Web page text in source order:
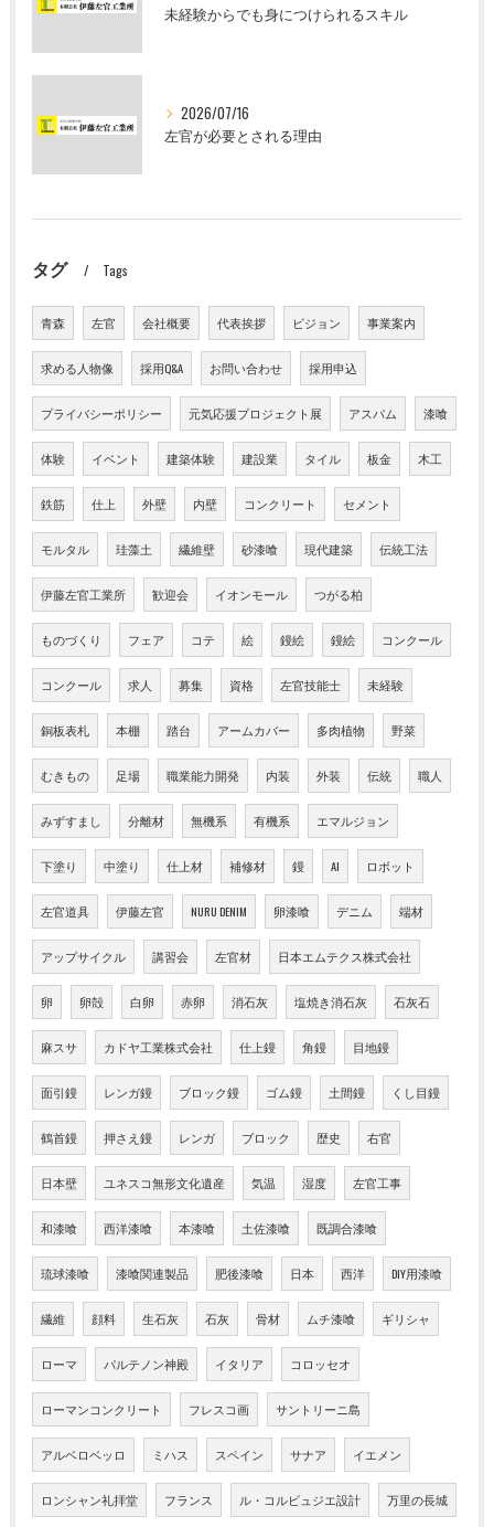
未経験からでも身につけられるスキル
2026/07/16
左官が必要とされる理由
タグ Tags
青森 左官 会社概要 代表挨拶 ビジョン 事業案内
求める人物像 採用Q&A お問い合わせ 採用申込
プライバシーポリシー 元気応援プロジェクト展 アスパム 漆喰
体験 イベント 建築体験 建設業 タイル 板金 木工
鉄筋 仕上 外壁 内壁 コンクリート セメント
モルタル 珪藻土 繊維壁 砂漆喰 現代建築 伝統工法
伊藤左官工業所 歓迎会 イオンモール つがる柏
ものづくり フェア コテ 絵 鏝絵 鏝絵 コンクール
コンクール 求人 募集 資格 左官技能士 未経験
銅板表札 本棚 踏台 アームカバー 多肉植物 野菜
むきもの 足場 職業能力開発 内装 外装 伝統 職人
みずすまし 分離材 無機系 有機系 エマルジョン
下塗り 中塗り 仕上材 補修材 鏝 AI ロボット
左官道具 伊藤左官 NURU DENIM 卵漆喰 デニム 端材
アップサイクル 講習会 左官材 日本エムテクス株式会社
卵 卵殻 白卵 赤卵 消石灰 塩焼き消石灰 石灰石
麻スサ カドヤ工業株式会社 仕上鏝 角鏝 目地鏝
面引鏝 レンガ鏝 ブロック鏝 ゴム鏝 土間鏝 くし目鏝
鶴首鏝 押さえ鏝 レンガ ブロック 歴史 右官
日本壁 ユネスコ無形文化遺産 気温 湿度 左官工事
和漆喰 西洋漆喰 本漆喰 土佐漆喰 既調合漆喰
琉球漆喰 漆喰関連製品 肥後漆喰 日本 西洋 DIY用漆喰
繊維 顔料 生石灰 石灰 骨材 ムチ漆喰 ギリシャ
ローマ パルテノン神殿 イタリア コロッセオ
ローマンコンクリート フレスコ画 サントリーニ島
アルベロベッロ ミハス スペイン サナア イエメン
ロンシャン礼拝堂 フランス ル・コルビュジエ設計 万里の長城